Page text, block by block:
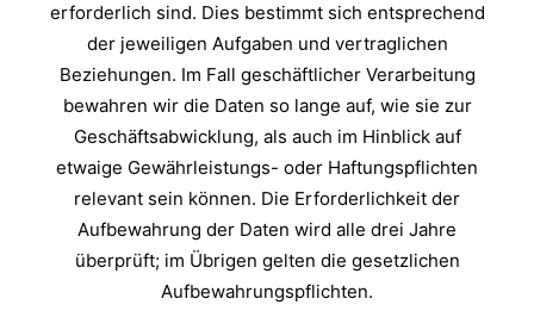
erforderlich sind. Dies bestimmt sich entsprechend
der jeweiligen Aufgaben und vertraglichen
Beziehungen. Im Fall geschäftlicher Verarbeitung
bewahren wir die Daten so lange auf, wie sie zur
Geschäftsabwicklung, als auch im Hinblick auf
etwaige Gewährleistungs- oder Haftungspflichten
relevant sein können. Die Erforderlichkeit der
Aufbewahrung der Daten wird alle drei Jahre
überprüft; im Übrigen gelten die gesetzlichen
Aufbewahrungspflichten.